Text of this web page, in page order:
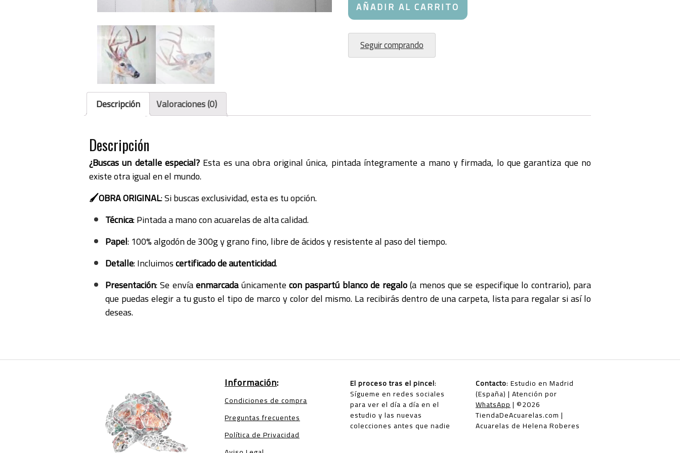
de
Ciervo
II
Obra
AÑADIR AL CARRITO
Seguir comprando
Descripción Valoraciones (0)
Descripción
¿Buscas un detalle especial? Esta es una obra original única, pintada íntegramente a mano y firmada, lo que garantiza que no
existe otra igual en el mundo.
🖌️OBRA ORIGINAL: Si buscas exclusividad, esta es tu opción.
Técnica: Pintada a mano con acuarelas de alta calidad.
Papel: 100% algodón de 300g y grano fino, libre de ácidos y resistente al paso del tiempo.
Detalle: Incluimoscertificado de autenticidad.
Presentación: Se envíaenmarcadaúnicamentecon paspartú blanco de regalo(a menos que se especifique lo contrario), para
que puedas elegir a tu gusto el tipo de marco y color del mismo. La recibirás dentro de una carpeta, lista para regalar si así lo
deseas.
Información:
Condiciones de compra
Preguntas frecuentes
Política de Privacidad
El proceso tras el pincel:
Sígueme en redes sociales
para ver el día a día en el
estudio y las nuevas
colecciones antes que nadie
Contacto: Estudio en Madrid
(España) | Atención por
WhatsApp| ©2026
TiendaDeAcuarelas.com |
Acuarelas de Helena Roberes